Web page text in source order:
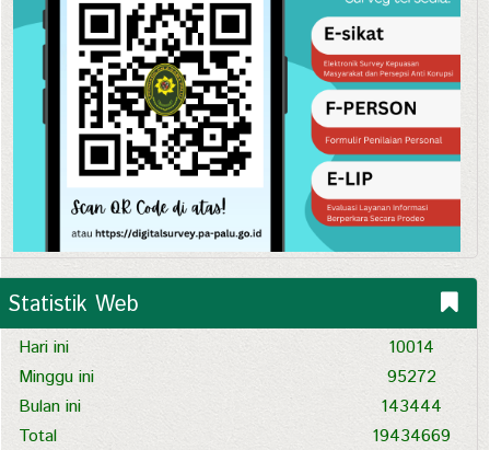
Statistik Web
Hari ini
Minggu ini
Bulan ini
Total
10014
95272
143444
19434669